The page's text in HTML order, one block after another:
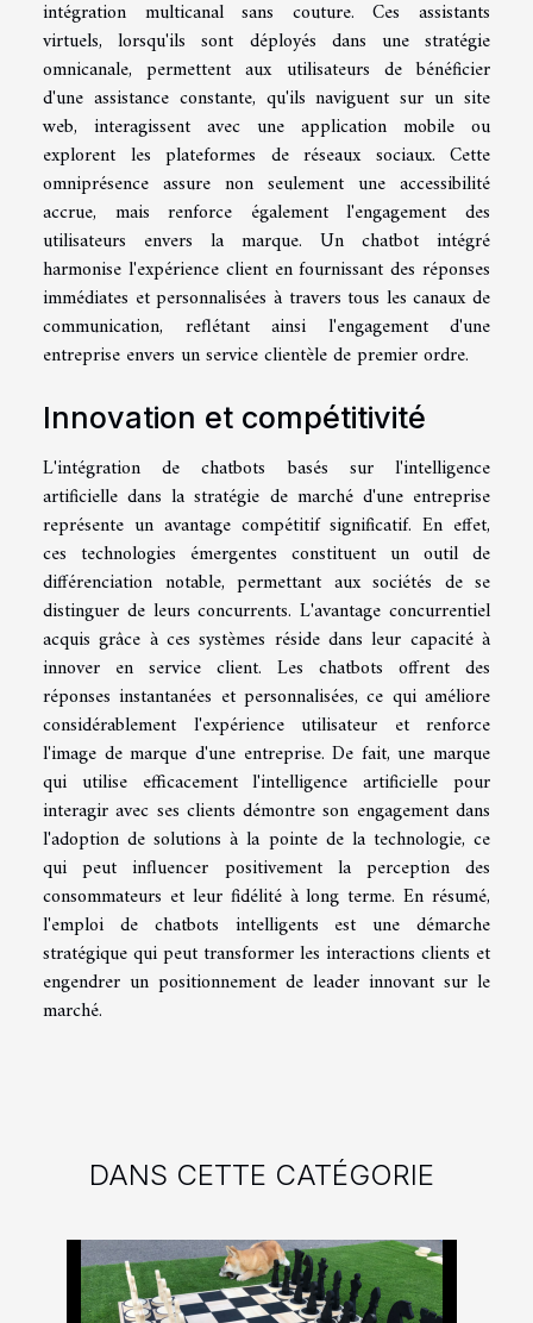
intégration multicanal sans couture. Ces assistants
virtuels, lorsqu'ils sont déployés dans une stratégie
omnicanale, permettent aux utilisateurs de bénéficier
d'une assistance constante, qu'ils naviguent sur un site
web, interagissent avec une application mobile ou
explorent les plateformes de réseaux sociaux. Cette
omniprésence assure non seulement une accessibilité
accrue, mais renforce également l'engagement des
utilisateurs envers la marque. Un chatbot intégré
harmonise l'expérience client en fournissant des réponses
immédiates et personnalisées à travers tous les canaux de
communication, reflétant ainsi l'engagement d'une
entreprise envers un service clientèle de premier ordre.
Innovation et compétitivité
L'intégration de chatbots basés sur l'intelligence
artificielle dans la stratégie de marché d'une entreprise
représente un avantage compétitif significatif. En effet,
ces technologies émergentes constituent un outil de
différenciation notable, permettant aux sociétés de se
distinguer de leurs concurrents. L'avantage concurrentiel
acquis grâce à ces systèmes réside dans leur capacité à
innover en service client. Les chatbots offrent des
réponses instantanées et personnalisées, ce qui améliore
considérablement l'expérience utilisateur et renforce
l'image de marque d'une entreprise. De fait, une marque
qui utilise efficacement l'intelligence artificielle pour
interagir avec ses clients démontre son engagement dans
l'adoption de solutions à la pointe de la technologie, ce
qui peut influencer positivement la perception des
consommateurs et leur fidélité à long terme. En résumé,
l'emploi de chatbots intelligents est une démarche
stratégique qui peut transformer les interactions clients et
engendrer un positionnement de leader innovant sur le
marché.
DANS CETTE CATÉGORIE